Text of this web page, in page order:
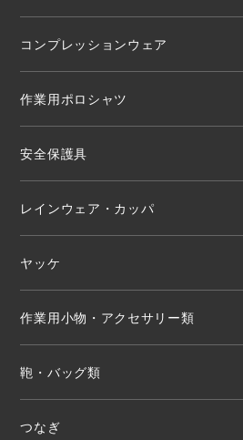
コンプレッションウェア
作業用ポロシャツ
安全保護具
レインウェア・カッパ
ヤッケ
作業用小物・アクセサリー類
鞄・バッグ類
つなぎ